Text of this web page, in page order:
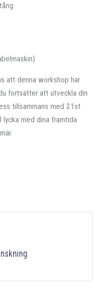
att denna workshop har
fortsätter att utveckla din
tillsammans med 21st
lycka med dina framtida